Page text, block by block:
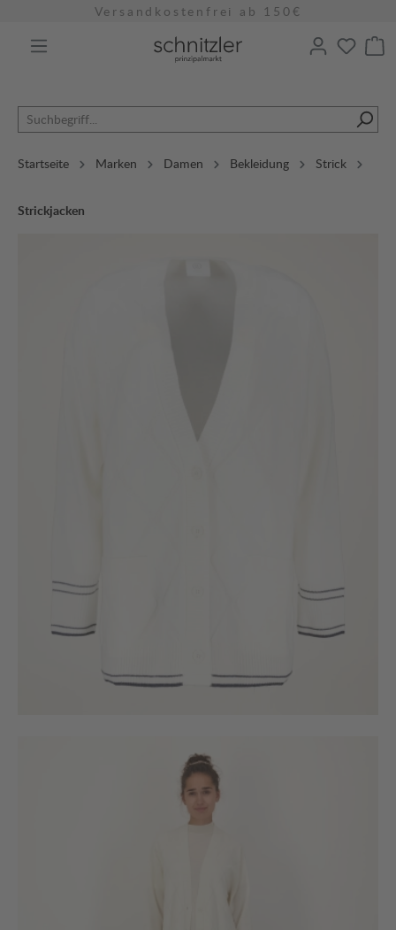
Versandkostenfrei ab 150€
Startseite Marken Damen Bekleidung Strick
Strickjacken